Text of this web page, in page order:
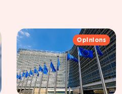
Opinions